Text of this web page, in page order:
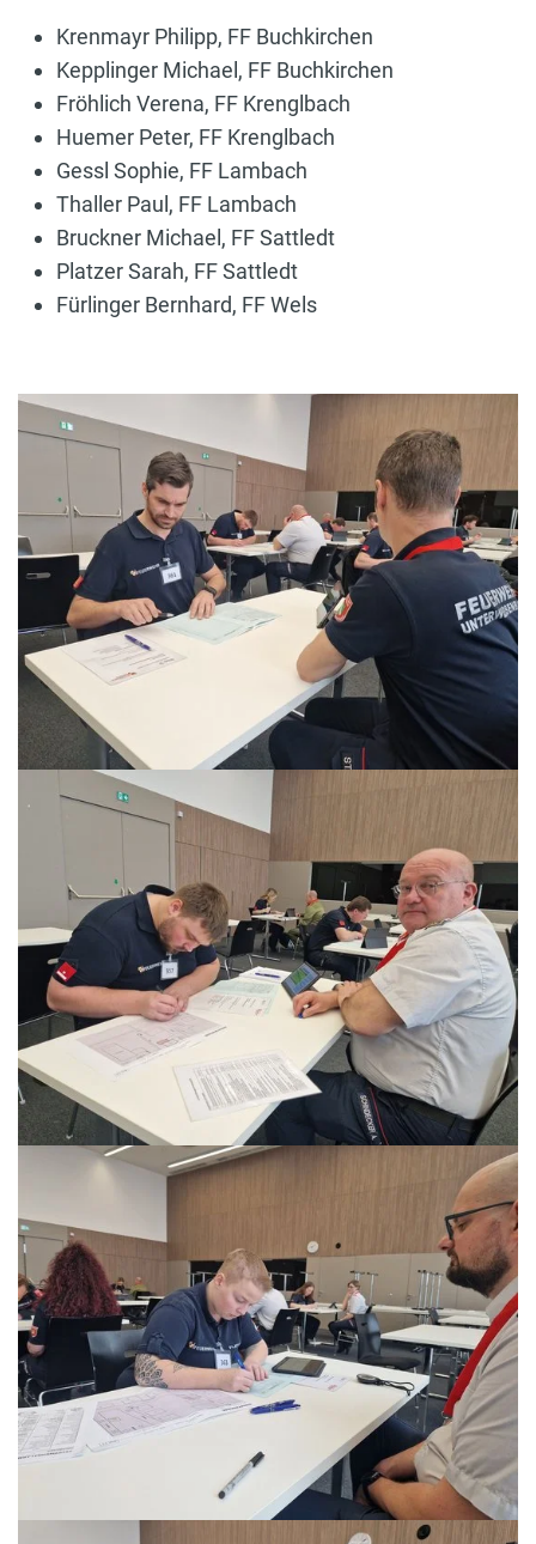
Krenmayr Philipp, FF Buchkirchen
Kepplinger Michael, FF Buchkirchen
Fröhlich Verena, FF Krenglbach
Huemer Peter, FF Krenglbach
Gessl Sophie, FF Lambach
Thaller Paul, FF Lambach
Bruckner Michael, FF Sattledt
Platzer Sarah, FF Sattledt
Fürlinger Bernhard, FF Wels